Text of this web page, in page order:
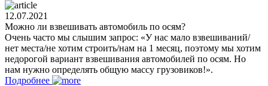
12.07.2021
Можно ли взвешивать автомобиль по осям?
Очень часто мы слышим запрос: «У нас мало взвешиваний/
нет места/не хотим строить/нам на 1 месяц, поэтому мы хотим
недорогой вариант взвешивания автомобилей по осям. Но
нам нужно определять общую массу грузовиков!».
Подробнее